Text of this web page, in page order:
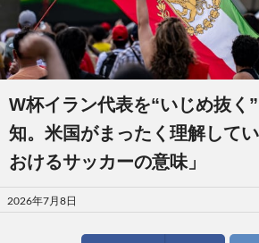
W杯イラン代表を“いじめ抜く
知。米国がまったく理解して
おけるサッカーの意味」
投
稿
2026年7月8日